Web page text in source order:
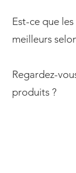
Est-ce que
meilleurs
Regardez-
produits ?